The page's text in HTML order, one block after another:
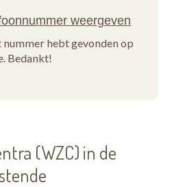
hebt gevonden op
Bedankt!
(WZC) in de